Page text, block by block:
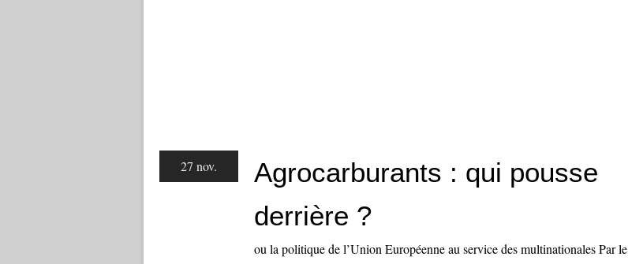
27 nov.
Agrocarburants : qui pousse
derrière ?
ou la politique de l’Union Européenne au service des multinationales Par le